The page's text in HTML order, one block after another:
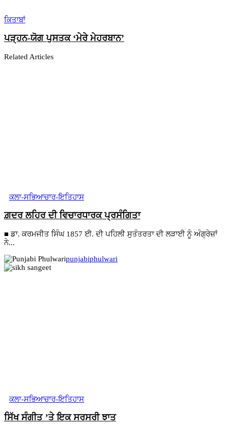
ਕਿਤਾਬਾਂ
ਪੜ੍ਹਨ-ਯੋਗ ਪੁਸਤਕ ‘ਮੇਰੇ ਮੇਹਰਬਾਨ’
Related Articles
ਕਲਾ-ਸਭਿਆਚਾਰ-ਇਤਿਹਾਸ
ਗ਼ਦਰ ਲਹਿਰ ਦੀ ਵਿਚਾਰਧਾਰਕ ਪ੍ਰਸੰਗਿਤਾ
■ ਡਾ. ਕਰਮਜੀਤ ਸਿੰਘ 1857 ਈ. ਦੀ ਪਹਿਲੀ ਸੁਤੰਤਰਤਾ ਦੀ ਲੜਾਈ ਨੂੰ ਅੰਗ੍ਰੇਜ਼ਾਂ
ਨੇ...
punjabiphulwari
ਕਲਾ-ਸਭਿਆਚਾਰ-ਇਤਿਹਾਸ
ਸਿੱਖ ਸੰਗੀਤ ’ਤੇ ਇਕ ਸਰਸਰੀ ਝਾਤ